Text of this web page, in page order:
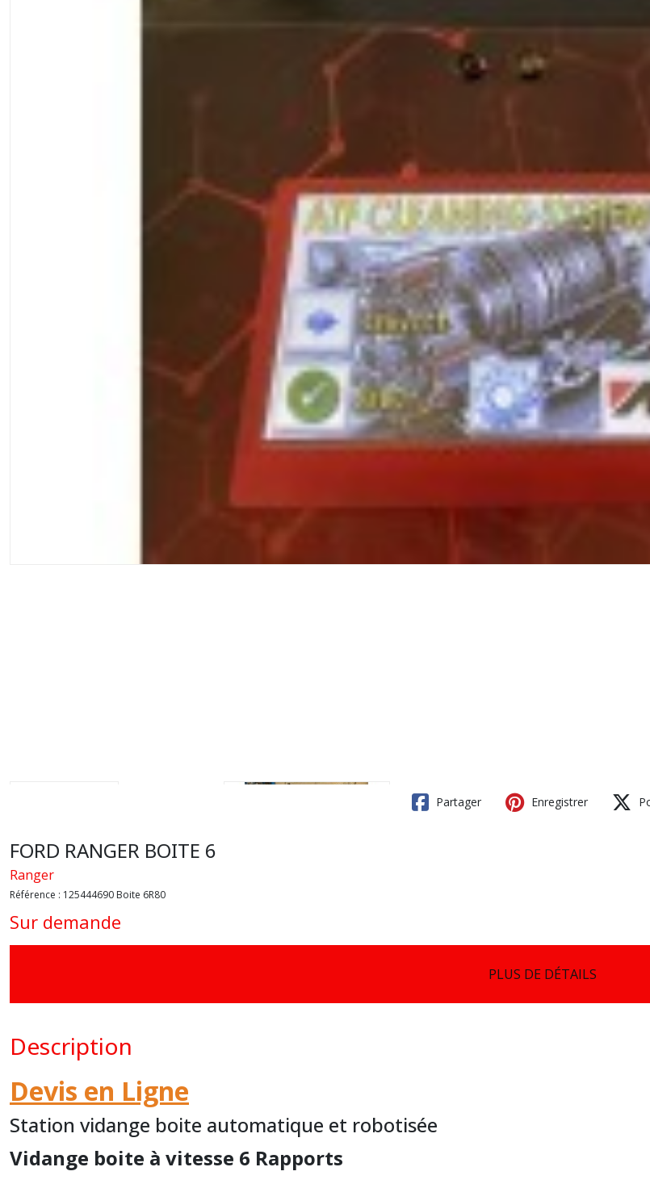
Partager Enregistrer
FORD RANGER BOITE 6
Ranger
Référence : 125444690 Boite 6R80
Sur demande
PLUS DE DÉTAILS
Description
Devis en Ligne
Station vidange boite automatique et robotisée
Vidange boite à vitesse 6 Rapports